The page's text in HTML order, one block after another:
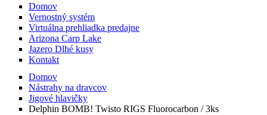
Domov
Vernostný systém
Virtuálna prehliadka predajne
Arizona Carp Lake
Jazero Dlhé kusy
Kontakt
Domov
Nástrahy na dravcov
Jigové hlavičky
Delphin BOMB! Twisto RIGS Fluorocarbon / 3ks